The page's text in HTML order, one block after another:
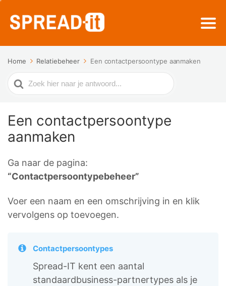
Home Relatiebeheer Een contactpersoontype aanmaken
Zoek
naar
Een contactpersoontype
aanmaken
Ga naar de pagina:
“Contactpersoontypebeheer”
Voer een naam en een omschrijving in en klik
vervolgens op toevoegen.
Contactpersoontypes
Spread-IT kent een aantal
standaardbusiness-partnertypes als je